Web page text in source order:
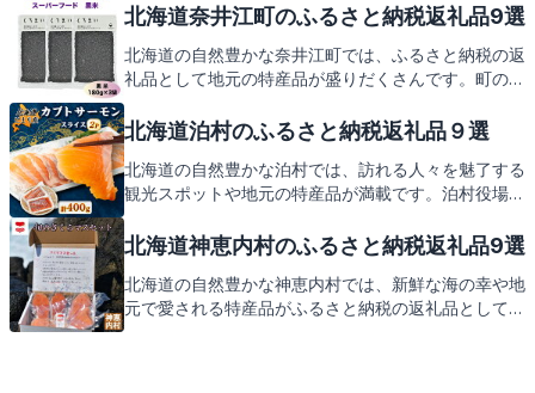
うか。積丹町役場がお届けする返礼品の紹介もお楽し
北海道奈井江町のふるさと納税返礼品9選
北海道の自然豊かな奈井江町では、ふるさと納税の返
礼品として地元の特産品が盛りだくさんです。町の美
しませんか。奈井江町の返礼品の魅力をこれからお伝
北海道泊村のふるさと納税返礼品９選
北海道の自然豊かな泊村では、訪れる人々を魅了する
観光スポットや地元の特産品が満載です。泊村役場が
います。次は、そんな泊村の返礼品をご紹介しますの
北海道神恵内村のふるさと納税返礼品9選
北海道の自然豊かな神恵内村では、新鮮な海の幸や地
元で愛される特産品がふるさと納税の返礼品として人